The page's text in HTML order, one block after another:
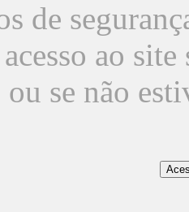
de
ao
ou se não